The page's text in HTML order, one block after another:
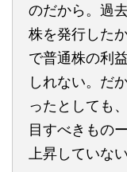
のだから。過
株を発行した
で普通株の利
しれない。だ
ったとしても
目すべきもの
上昇していな